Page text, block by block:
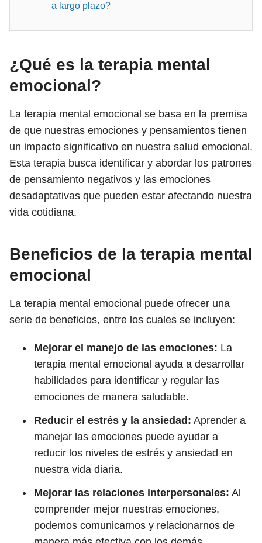
a largo plazo?
¿Qué es la terapia mental
emocional?
La terapia mental emocional se basa en la premisa
de que nuestras emociones y pensamientos tienen
un impacto significativo en nuestra salud emocional.
Esta terapia busca identificar y abordar los patrones
de pensamiento negativos y las emociones
desadaptativas que pueden estar afectando nuestra
vida cotidiana.
Beneficios de la terapia mental
emocional
La terapia mental emocional puede ofrecer una
serie de beneficios, entre los cuales se incluyen:
Mejorar el manejo de las emociones: La
terapia mental emocional ayuda a desarrollar
habilidades para identificar y regular las
emociones de manera saludable.
Reducir el estrés y la ansiedad: Aprender a
manejar las emociones puede ayudar a
reducir los niveles de estrés y ansiedad en
nuestra vida diaria.
Mejorar las relaciones interpersonales: Al
comprender mejor nuestras emociones,
podemos comunicarnos y relacionarnos de